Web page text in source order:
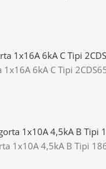
6kA C Tipi
1x10A 4,5kA B Tipi